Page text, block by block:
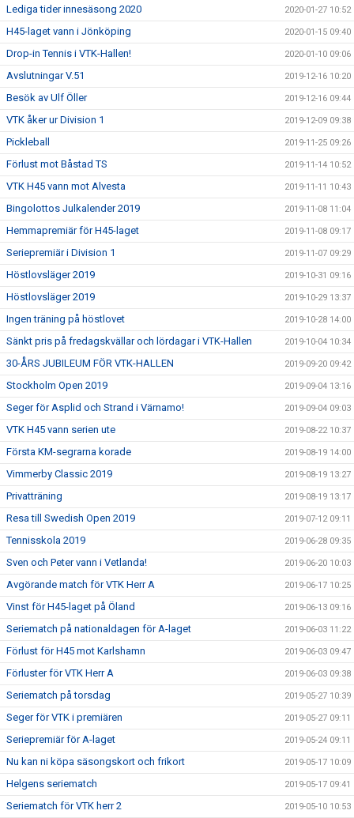
Lediga tider innesäsong 2020 2020-01-27 10:52
H45-laget vann i Jönköping 2020-01-15 09:40
Drop-in Tennis i VTK-Hallen! 2020-01-10 09:06
Avslutningar V.51 2019-12-16 10:20
Besök av Ulf Öller 2019-12-16 09:44
VTK åker ur Division 1 2019-12-09 09:38
Pickleball 2019-11-25 09:26
Förlust mot Båstad TS 2019-11-14 10:52
VTK H45 vann mot Alvesta 2019-11-11 10:43
Bingolottos Julkalender 2019 2019-11-08 11:04
Hemmapremiär för H45-laget 2019-11-08 09:17
Seriepremiär i Division 1 2019-11-07 09:29
Höstlovsläger 2019 2019-10-31 09:16
Höstlovsläger 2019 2019-10-29 13:37
Ingen träning på höstlovet 2019-10-28 14:00
Sänkt pris på fredagskvällar och lördagar i VTK-Hallen 2019-10-04 10:34
30-ÅRS JUBILEUM FÖR VTK-HALLEN 2019-09-20 09:42
Stockholm Open 2019 2019-09-04 13:16
Seger för Asplid och Strand i Värnamo! 2019-09-04 09:03
VTK H45 vann serien ute 2019-08-22 10:37
Första KM-segrarna korade 2019-08-19 14:00
Vimmerby Classic 2019 2019-08-19 13:27
Privatträning 2019-08-19 13:17
Resa till Swedish Open 2019 2019-07-12 09:11
Tennisskola 2019 2019-06-28 09:35
Sven och Peter vann i Vetlanda! 2019-06-20 10:03
Avgörande match för VTK Herr A 2019-06-17 10:25
Vinst för H45-laget på Öland 2019-06-13 09:16
Seriematch på nationaldagen för A-laget 2019-06-03 11:22
Förlust för H45 mot Karlshamn 2019-06-03 09:47
Förluster för VTK Herr A 2019-06-03 09:38
Seriematch på torsdag 2019-05-27 10:39
Seger för VTK i premiären 2019-05-27 09:11
Seriepremiär för A-laget 2019-05-24 09:11
Nu kan ni köpa säsongskort och frikort 2019-05-17 10:09
Helgens seriematch 2019-05-17 09:41
Seriematch för VTK herr 2 2019-05-10 10:53